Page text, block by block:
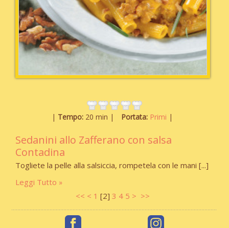
Tempo: 20 min Portata: Primi
Sedanini allo Zafferano con salsa
Contadina
Togliete la pelle alla salsiccia, rompetela con le mani
Leggi Tutto
<< < 1 [2] 3 4 5 > >>